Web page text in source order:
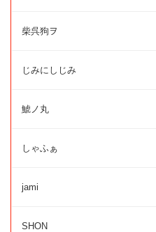
柴呉狗ヲ
じみにしじみ
鯱ノ丸
しゃふぁ
jami
SHON